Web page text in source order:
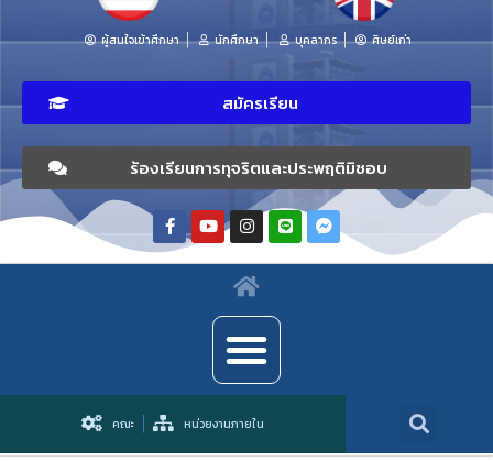
ผู้สนใจเข้าศึกษา นักศึกษา บุคลากร ศิษย์เก่า
สมัครเรียน
ร้องเรียนการทุจริตและประพฤติมิชอบ
คณะ หน่วยงานภายใน